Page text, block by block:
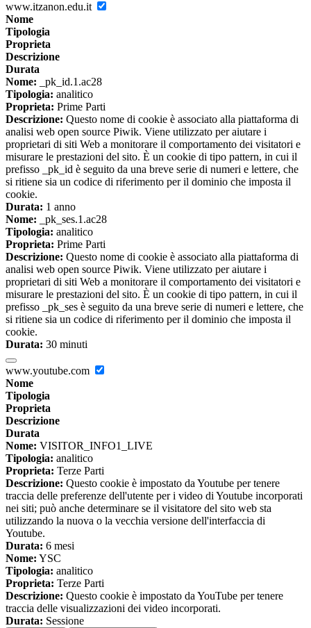
www.itzanon.edu.it
Nome
Tipologia
Proprieta
Descrizione
Durata
Nome: _pk_id.1.ac28
Tipologia: analitico
Proprieta: Prime Parti
Descrizione: Questo nome di cookie è associato alla piattaforma di
analisi web open source Piwik. Viene utilizzato per aiutare i
proprietari di siti Web a monitorare il comportamento dei visitatori e
misurare le prestazioni del sito. È un cookie di tipo pattern, in cui il
prefisso _pk_id è seguito da una breve serie di numeri e lettere, che
si ritiene sia un codice di riferimento per il dominio che imposta il
cookie.
Durata: 1 anno
Nome: _pk_ses.1.ac28
Tipologia: analitico
Proprieta: Prime Parti
Descrizione: Questo nome di cookie è associato alla piattaforma di
analisi web open source Piwik. Viene utilizzato per aiutare i
proprietari di siti Web a monitorare il comportamento dei visitatori e
misurare le prestazioni del sito. È un cookie di tipo pattern, in cui il
prefisso _pk_ses è seguito da una breve serie di numeri e lettere, che
si ritiene sia un codice di riferimento per il dominio che imposta il
cookie.
Durata: 30 minuti
www.youtube.com
Nome
Tipologia
Proprieta
Descrizione
Durata
Nome: VISITOR_INFO1_LIVE
Tipologia: analitico
Proprieta: Terze Parti
Descrizione: Questo cookie è impostato da Youtube per tenere
traccia delle preferenze dell'utente per i video di Youtube incorporati
nei siti; può anche determinare se il visitatore del sito web sta
utilizzando la nuova o la vecchia versione dell'interfaccia di
Youtube.
Durata: 6 mesi
Nome: YSC
Tipologia: analitico
Proprieta: Terze Parti
Descrizione: Questo cookie è impostato da YouTube per tenere
traccia delle visualizzazioni dei video incorporati.
Durata: Sessione